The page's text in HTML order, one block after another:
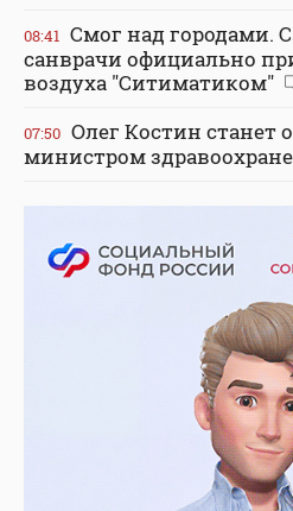
08:41 Смог над городами.
санврачи официально
воздуха "Ситиматиком"
07:50 Олег Костин станет
министром